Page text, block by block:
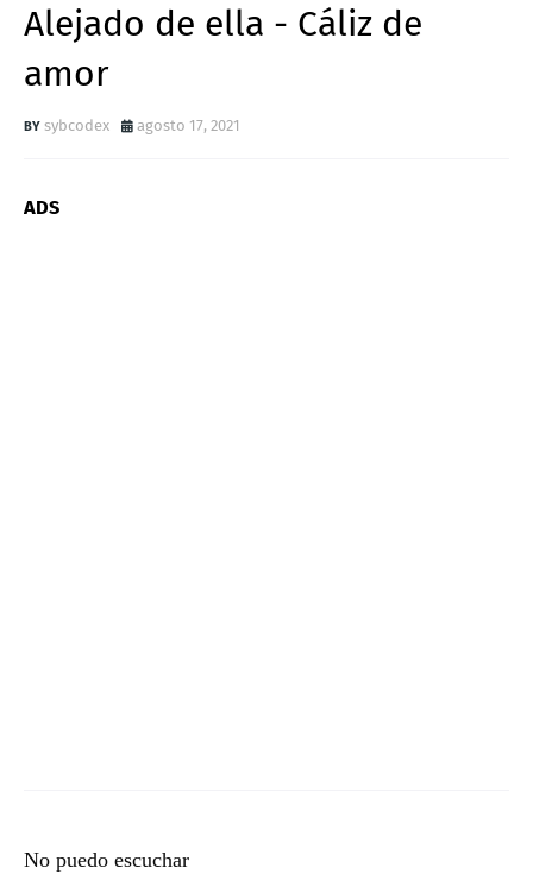
Alejado de ella - Cáliz de
amor
sybcodex agosto 17, 2021
ADS
No puedo escuchar